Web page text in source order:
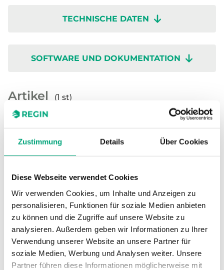
Zustimmung Details Über Cookies
Diese Webseite verwendet Cookies
Wir verwenden Cookies, um Inhalte und Anzeigen zu
personalisieren, Funktionen für soziale Medien anbieten
zu können und die Zugriffe auf unsere Website zu
analysieren. Außerdem geben wir Informationen zu Ihrer
Verwendung unserer Website an unsere Partner für
soziale Medien, Werbung und Analysen weiter. Unsere
Partner führen diese Informationen möglicherweise mit
TECHNISCHE DATEN
SOFTWARE UND DOKUMENTATION
Artikel (1 st)
IO-8DO8AI-M
Ein- und Ausgangsmodul, 8 analoge Eingänge,
8 Relaisausgänge
Anzahl Teilungseinheiten 8.5